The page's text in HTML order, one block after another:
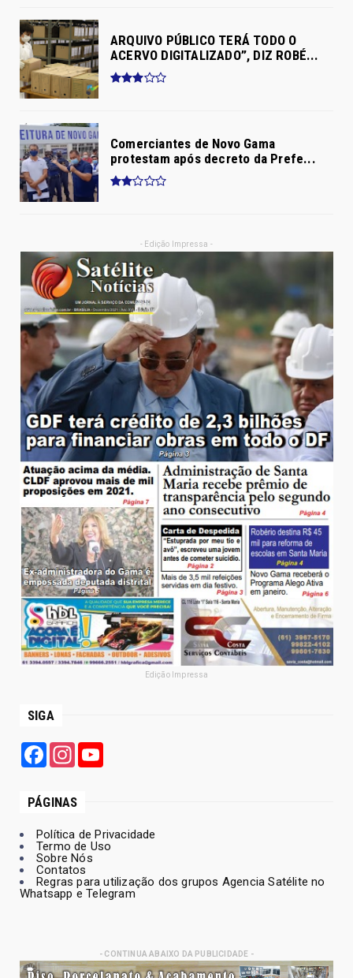
ARQUIVO PÚBLICO TERÁ TODO O
ACERVO DIGITALIZADO”, DIZ ROBÉ...
Comerciantes de Novo Gama
protestam após decreto da Prefe...
- Edição Impressa -
Edição Impressa
SIGA
FacebookInstagram
PÁGINAS
Política de Privacidade
Termo de Uso
Sobre Nós
Contatos
Regras para utilização dos grupos Agencia Satélite no
Whatsapp e Telegram
- CONTINUA ABAIXO DA PUBLICIDADE -